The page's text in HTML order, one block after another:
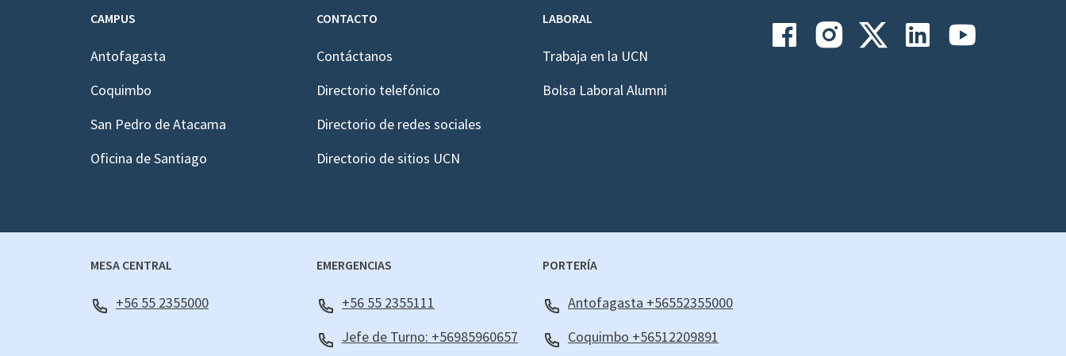
CAMPUS
Antofagasta
Coquimbo
San Pedro de Atacama
Oficina de Santiago
CONTACTO
Contáctanos
Directorio telefónico
Directorio de redes sociales
Directorio de sitios UCN
LABORAL
Trabaja en la UCN
Bolsa Laboral Alumni
MESA CENTRAL
+56 55 2355000
EMERGENCIAS
+56 55 2355111
Jefe de Turno: +56985960657
PORTERÍA
Antofagasta +56552355000
Coquimbo +56512209891